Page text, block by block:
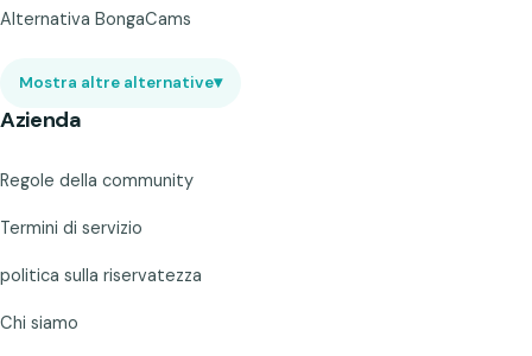
Alternativa BongaCams
Mostra altre alternative▾
Azienda
Regole della community
Termini di servizio
politica sulla riservatezza
Chi siamo